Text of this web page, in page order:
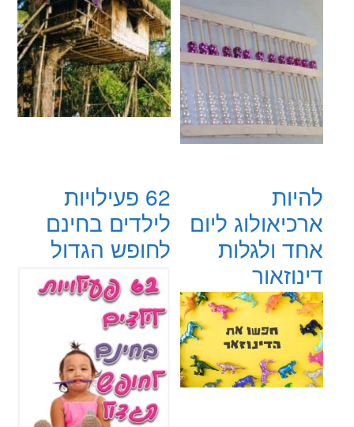
62 פעילויות
לילדים בחינם
לחופש הגדול
להיות
ארכיאולוג ליום
אחד ולגלות
דינוזאור